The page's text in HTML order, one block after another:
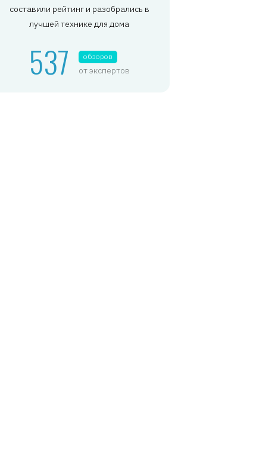
составили рейтинг и разобрались в
лучшей технике для дома
537 обзоров
от экспертов